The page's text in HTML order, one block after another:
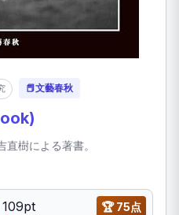
📕文藝春秋
樹による著書。
109pt 🏆75点